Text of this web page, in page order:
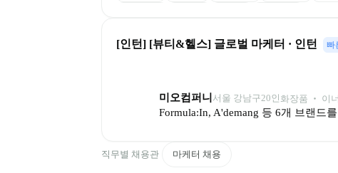
[인턴] [뷰티&헬스] 글로벌 마케터 · 인턴 빠
미오컴퍼니 서울 강남구20인 화장품 ‧ 이
Formula:In, A'demang 등 6개 브랜드
직무별 채용관 마케터 채용